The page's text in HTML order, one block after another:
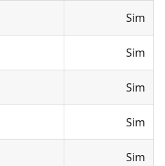
Sim
Sim
Sim
Sim
Sim